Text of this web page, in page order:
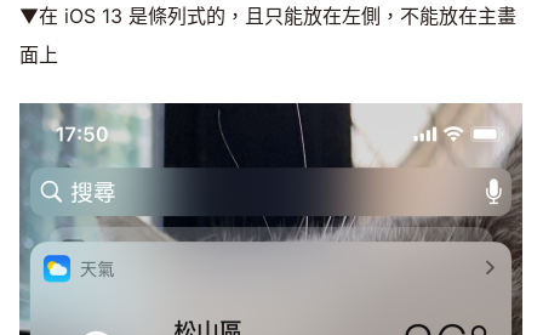
▼在 iOS 13 是條列式的，且只能放在左側，不能放在主畫
面上